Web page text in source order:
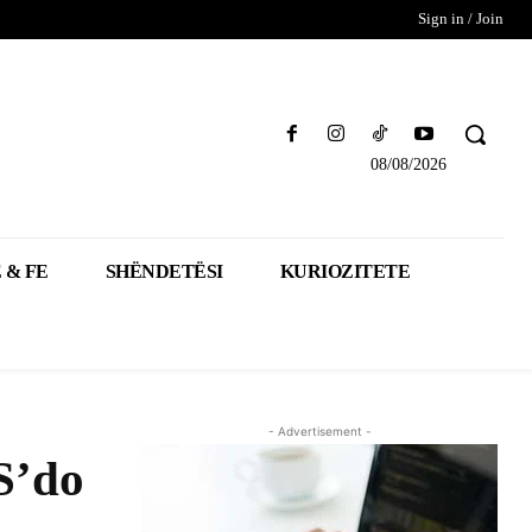
Sign in / Join
08/08/2026
& FE SHËNDETËSI KURIOZITETE
- Advertisement -